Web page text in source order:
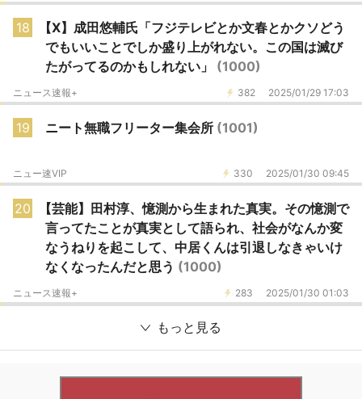
18
【X】成田悠輔氏「フジテレビとか文春とかクソどう
でもいいことでしか盛り上がれない。この国は滅び
たがってるのかもしれない」 (1000)
382 2025/01/29 17:03
ニュース速報+
19 ニート無職フリーター集会所 (1001)
330 2025/01/30 09:45
ニュー速VIP
20
【芸能】田村淳、憶測から生まれた真実。その憶測で
言ってたことが真実として語られ、社会がなんか変
なうねりを起こして、中居くんは引退しなきゃいけ
なくなったんだと思う (1000)
283 2025/01/30 01:03
ニュース速報+
もっと見る